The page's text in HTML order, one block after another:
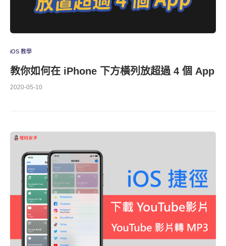
iOS 教學
教你如何在 iPhone 下方橫列放超過 4 個 App
2020-05-10